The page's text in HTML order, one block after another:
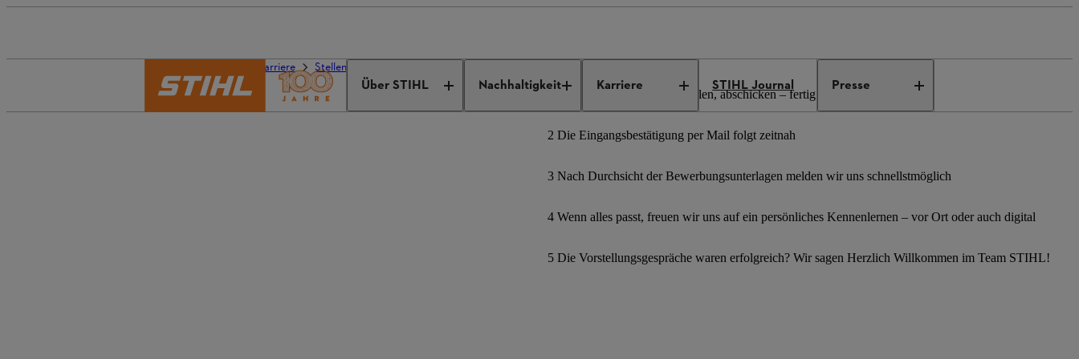
Über STIHL Nachhaltigkeit Karriere STIHL Journal Presse
Karriere Stellenangebote
1 Bewerbungsformular ausfüllen, abschicken – fertig
2 Die Eingangsbestätigung per Mail folgt zeitnah
3 Nach Durchsicht der Bewerbungsunterlagen melden wir uns schnellstmöglich
4 Wenn alles passt, freuen wir uns auf ein persönliches Kennenlernen – vor Ort oder auch digital
5 Die Vorstellungsgespräche waren erfolgreich? Wir sagen Herzlich Willkommen im Team STIHL!